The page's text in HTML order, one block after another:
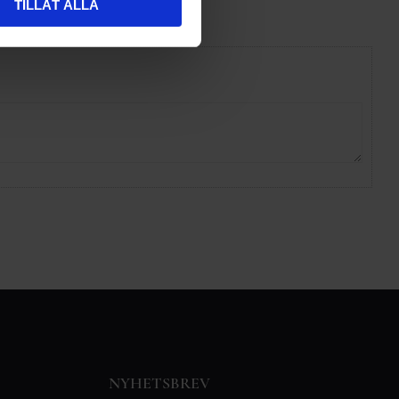
TILLÅT ALLA
NYHETSBREV